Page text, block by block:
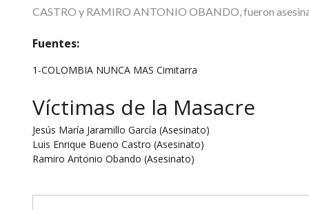
CASTRO y RAMIRO ANTONIO OBANDO, fueron
Fuentes:
1-COLOMBIA NUNCA MAS Cimitarra
Víctimas de la Masacre
Jesús María Jaramillo García (Asesinato)
Luis Enrique Bueno Castro (Asesinato)
Ramiro Antonio Obando (Asesinato)